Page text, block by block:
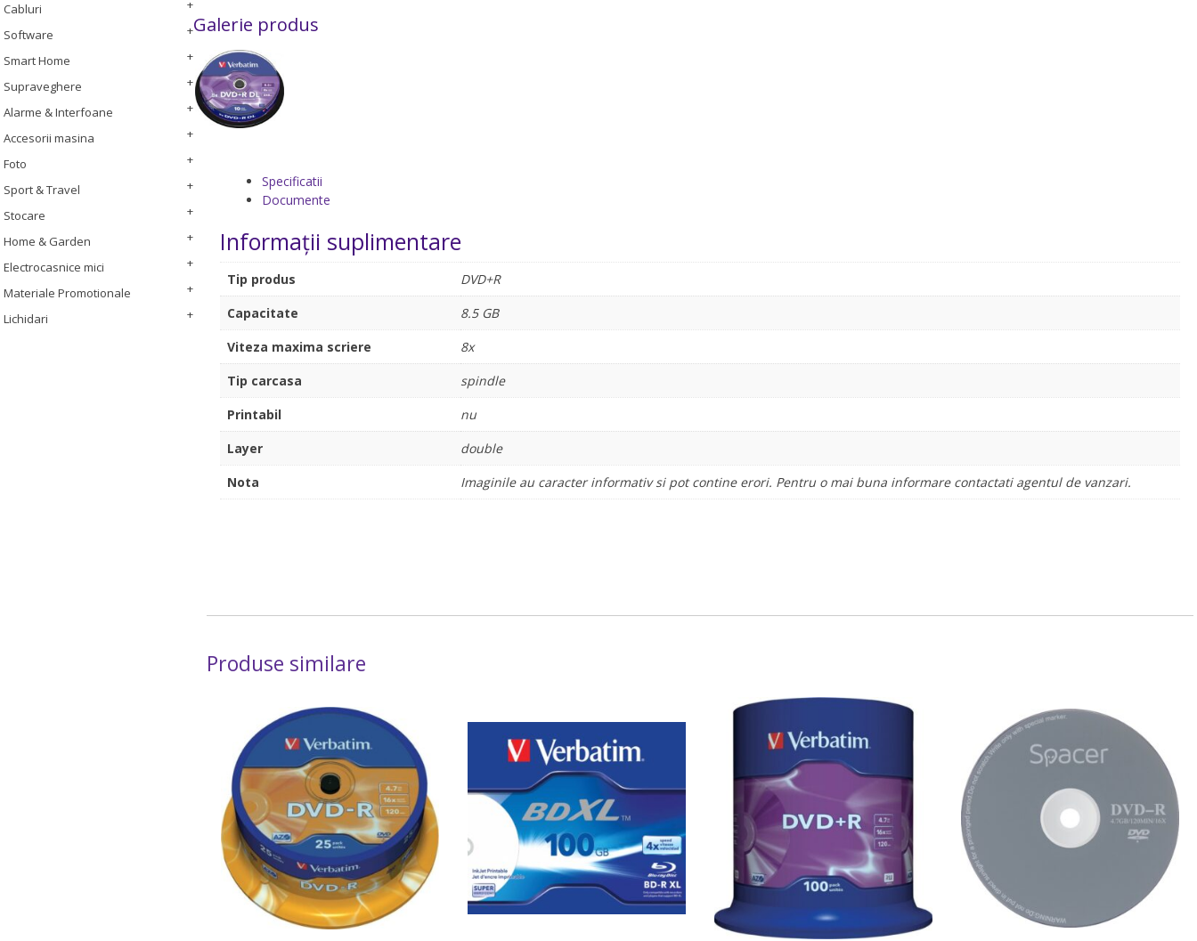
Cabluri
Software
Smart Home
Supraveghere
Alarme & Interfoane
Accesorii masina
Foto
Sport & Travel
Stocare
Home & Garden
Electrocasnice mici
Materiale Promotionale
Lichidari
Galerie produs
Specificatii
Documente
Informații suplimentare
Tip produs
DVD+R
Capacitate
8.5 GB
Viteza maxima scriere
8x
Tip carcasa
spindle
Printabil
nu
Layer
double
Nota
Imaginile au caracter informativ si pot contine erori. Pentru o mai buna informare contactati agentul de vanzari.
Produse similare